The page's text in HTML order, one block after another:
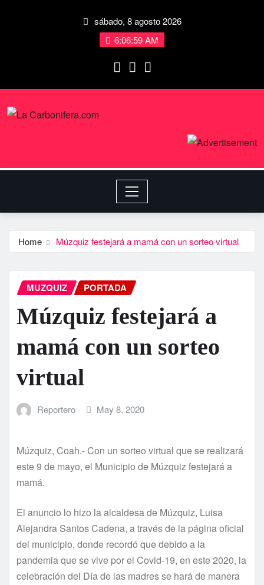
sábado, 8 agosto 2026
6:06:59 AM
Home Múzquiz festejará a mamá con un sorteo virtual
MUZQUIZ PORTADA
Múzquiz festejará a
mamá con un sorteo
virtual
Reportero May 8, 2020
Múzquiz, Coah.- Con un sorteo virtual que se realizará
este 9 de mayo, el Municipio de Múzquiz festejará a
mamá.
El anuncio lo hizo la alcaldesa de Múzquiz, Luisa
Alejandra Santos Cadena, a través de la página oficial
del municipio, donde recordó que debido a la
pandemia que se vive por el Covid-19, en este 2020, la
celebración del Día de las madres se hará de manera